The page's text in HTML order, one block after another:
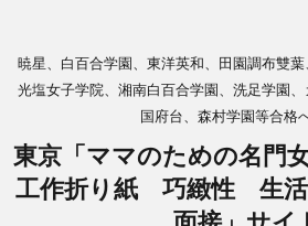
暁星、白百合学園、東洋英和、田園調布雙葉
光塩女子学院、湘南白百合学園、洗足学園、
国府台、森村学園等合格
東京「ママのための名門
工作折り紙 巧緻性 生